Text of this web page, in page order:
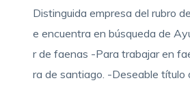
Distinguida empresa del rubro
e encuentra en búsqueda de
r de faenas -Para trabajar en
ra de santiago. -Deseable título